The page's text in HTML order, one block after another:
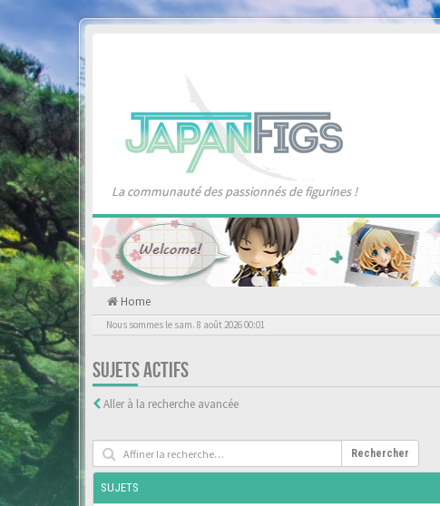
La communauté des passionnés de figurines !
Home
Nous sommes le sam. 8 août 2026 00:01
SUJETS ACTIFS
Aller à la recherche avancée
Rechercher
SUJETS